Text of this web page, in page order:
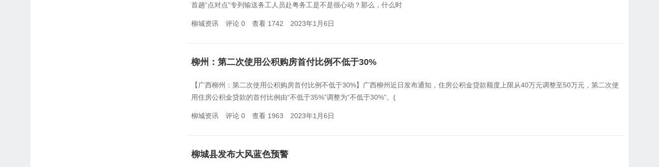
首趟“点对点”专列输送务工人员赴粤务工是不是很心动？那么，什么时
柳城资讯 评论 0 查看 1742 2023年1月6日
柳州：第二次使用公积购房首付比例不低于30%
【广西柳州：第二次使用公积购房首付比例不低于30%】广西柳州近日发布通知，住房公积金贷款额度上限从40万元调整至50万元，第二次使
用住房公积金贷款的首付比例由“不低于35%”调整为“不低于30%”。(
柳城资讯 评论 0 查看 1963 2023年1月6日
柳城县发布大风蓝色预警